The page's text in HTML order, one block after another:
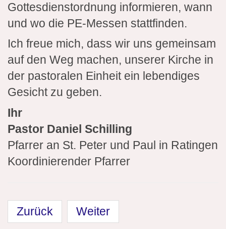
Gottesdienstordnung informieren, wann
und wo die PE-Messen stattfinden.
Ich freue mich, dass wir uns gemeinsam
auf den Weg machen, unserer Kirche in
der pastoralen Einheit ein lebendiges
Gesicht zu geben.
Ihr
Pastor Daniel Schilling
Pfarrer an St. Peter und Paul in Ratingen
Koordinierender Pfarrer
Zurück Weiter